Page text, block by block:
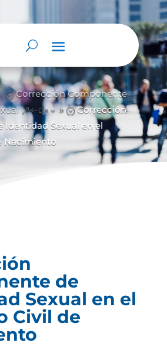
Corrección Componente
&#x39; Corrección
Identidad Sexual en el
Nacimiento
de
Sexual en el
Civil de